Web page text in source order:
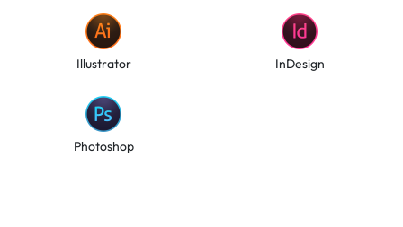
Illustrator InDesign
Photoshop